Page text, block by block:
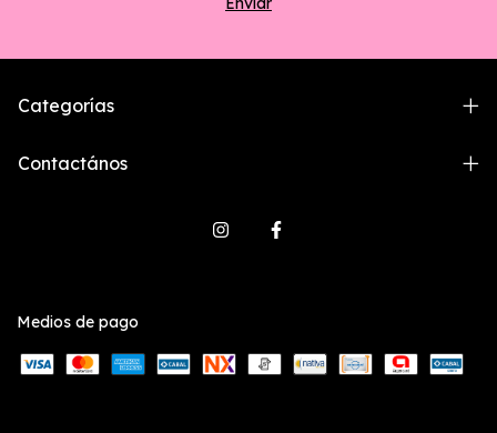
Categorías
Contactános
Medios de pago